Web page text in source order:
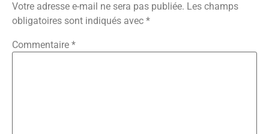
Votre adresse e-mail ne sera pas publiée. Les champs
obligatoires sont indiqués avec *
Commentaire *